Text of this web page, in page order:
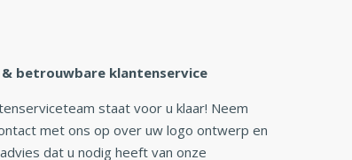
& betrouwbare klantenservice
staat voor u klaar! Neem
met ons op over uw logo ontwerp en
dat u nodig heeft van onze